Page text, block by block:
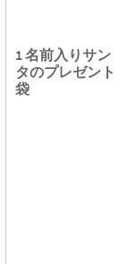
1 名前入りサン
タのプレゼント
袋